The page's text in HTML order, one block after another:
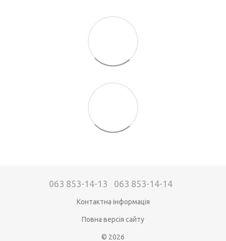
063 853-14-13 063 853-14-14
Контактна інформація
Повна версія сайту
© 2026